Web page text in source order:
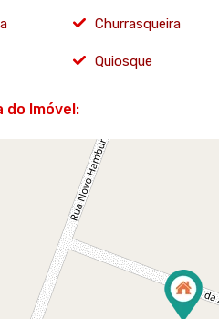
Churrasqueira
Quiosque
do Imóvel: